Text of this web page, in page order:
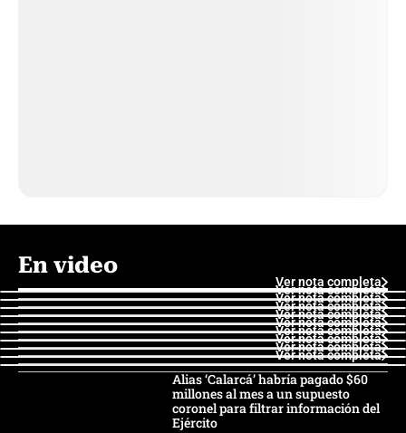
En video
Ver nota completa
Ver nota completa
Ver nota completa
Ver nota completa
Ver nota completa
Ver nota completa
Ver nota completa
Ver nota completa
Ver nota completa
Ver nota completa
Alias ‘Calarcá’ habría pagado $60
millones al mes a un supuesto
coronel para filtrar información del
Ejército